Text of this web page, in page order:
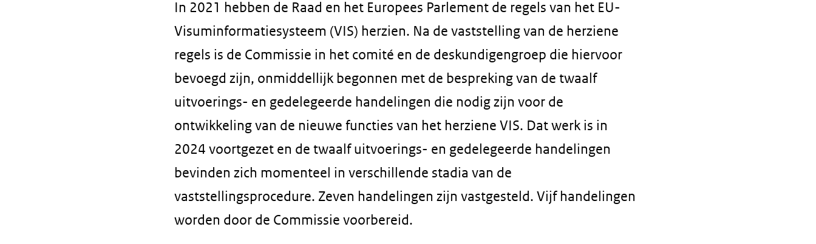
In 2021 hebben de Raad en het Europees Parlement de regels van het EU-
Visuminformatiesysteem (VIS) herzien. Na de vaststelling van de herziene
regels is de Commissie in het comité en de deskundigengroep die hiervoor
bevoegd zijn, onmiddellijk begonnen met de bespreking van de twaalf
uitvoerings- en gedelegeerde handelingen die nodig zijn voor de
ontwikkeling van de nieuwe functies van het herziene VIS. Dat werk is in
2024 voortgezet en de twaalf uitvoerings- en gedelegeerde handelingen
bevinden zich momenteel in verschillende stadia van de
vaststellingsprocedure. Zeven handelingen zijn vastgesteld. Vijf handelingen
worden door de Commissie voorbereid.